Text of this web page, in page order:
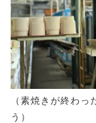
（素焼きが終わ
う）